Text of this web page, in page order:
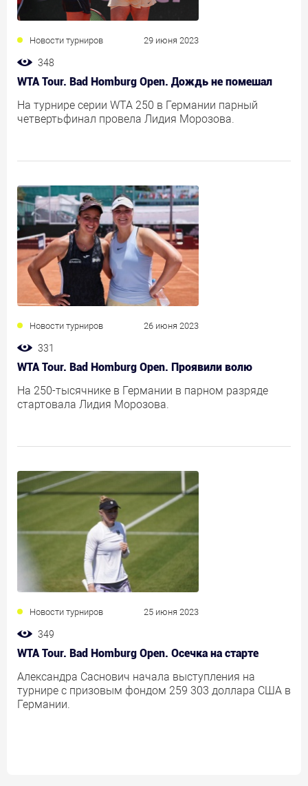
Новости турниров 29 июня 2023
348
WTA Tour. Bad Homburg Open. Дождь не помешал
На турнире серии WTA 250 в Германии парный
четвертьфинал провела Лидия Морозова.
Новости турниров 26 июня 2023
331
WTA Tour. Bad Homburg Open. Проявили волю
На 250-тысячнике в Германии в парном разряде
стартовала Лидия Морозова.
Новости турниров 25 июня 2023
349
WTA Tour. Bad Homburg Open. Осечка на старте
Александра Саснович начала выступления на
турнире с призовым фондом 259 303 доллара США в
Германии.